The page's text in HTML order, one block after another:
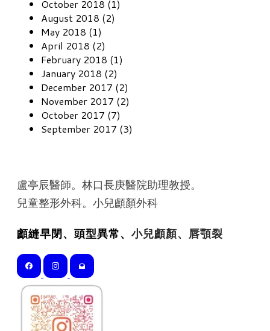
October 2018 (1)
August 2018 (2)
May 2018 (1)
April 2018 (2)
February 2018 (1)
January 2018 (2)
December 2017 (2)
November 2017 (2)
October 2017 (7)
September 2017 (3)
盧亭辰醫師。林口長庚醫院助理教授。
​兒童整形外科。小兒顱顏外科
顱縫早閉、頭型異常、 小兒顱顏、唇顎裂